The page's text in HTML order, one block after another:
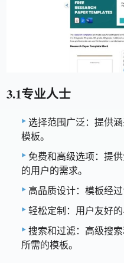
3.1专业人士
选择范围广泛：提供
模板。
免费和高级选项：提
的用户的需求。
高品质设计：模板经
轻松定制：用户友好
搜索和过滤：高级搜
所需的模板。